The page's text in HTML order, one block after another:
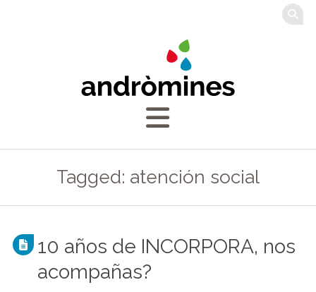
Tagged: atención social
10 años de INCORPORA, nos
acompañas?